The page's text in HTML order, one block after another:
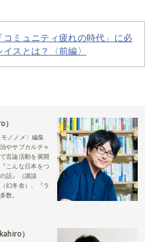
コミュニティ疲れの時代」に必
スとは？〈前編〉
ノノメ〉編集
やサブカルチャ
言論活動を展開
こんな日本をつ
話』（講談
幻冬舎）、『ラ
数。
）